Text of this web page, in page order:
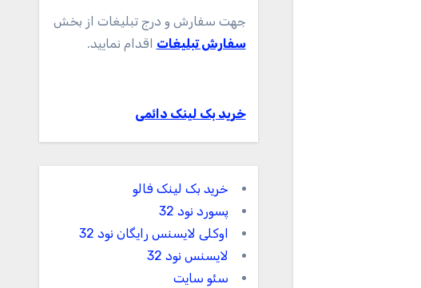
جهت سفارش و درج تبلیغات از بخش
سفارش تبلیغات اقدام نمایید.
خرید بک لینک دائمی
خرید بک لینک فالو
پسورد نود 32
اوکلی لایسنس رایگان نود 32
لایسنس نود 32
سئو سایت